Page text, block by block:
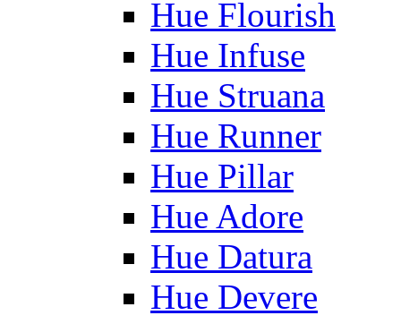
Hue Flourish
Hue Infuse
Hue Struana
Hue Runner
Hue Pillar
Hue Adore
Hue Datura
Hue Devere